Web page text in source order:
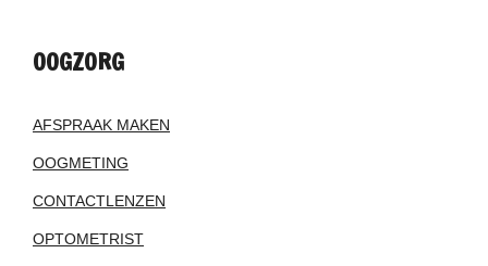
OOGZORG
AFSPRAAK MAKEN
OOGMETING
CONTACTLENZEN
OPTOMETRIST